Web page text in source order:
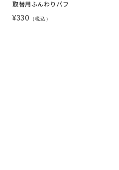
取替用ふんわりパフ
¥330 （税込）